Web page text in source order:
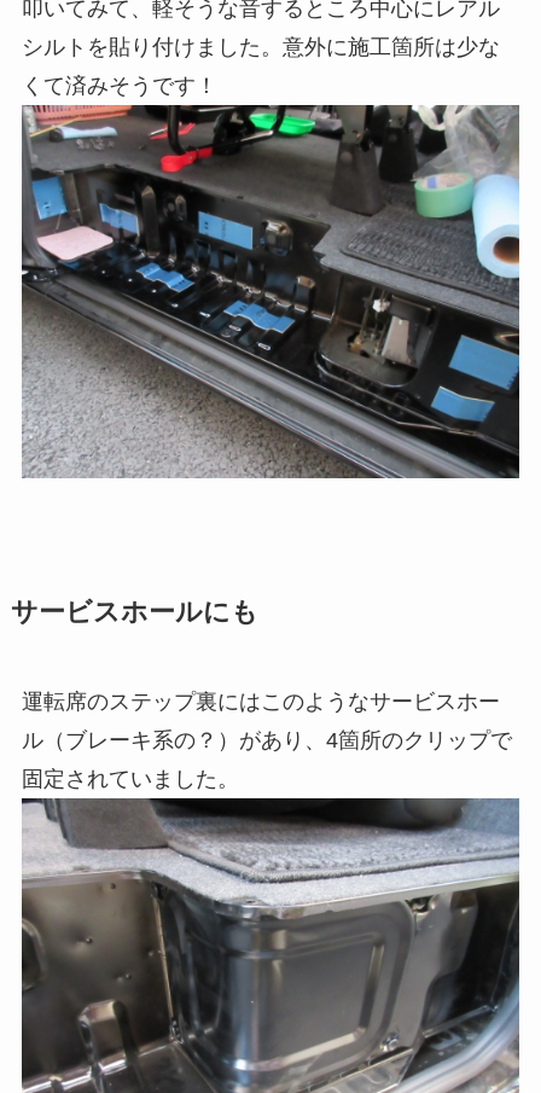
叩いてみて、軽そうな音するところ中心にレアル
シルトを貼り付けました。意外に施工箇所は少な
くて済みそうです！
サービスホールにも
運転席のステップ裏にはこのようなサービスホー
ル（ブレーキ系の？）があり、4箇所のクリップで
固定されていました。